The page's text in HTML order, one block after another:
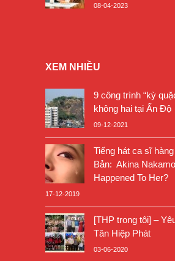
08-04-2023
XEM NHIỀU
9 công trình “kỳ
không hai tại Ấn Độ
09-12-2021
Tiếng hát ca sĩ
Bản: Akina
Happened To Her?
17-12-2019
[THP trong tôi] –
Tân Hiệp Phát
03-06-2020